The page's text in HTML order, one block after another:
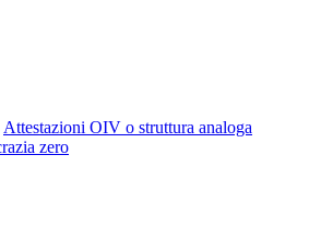
Attestazioni OIV o struttura analoga
zero